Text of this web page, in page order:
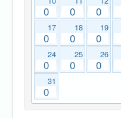
0 0 0
17
0
18
0
19
0
24
0
25
0
26
0
31
0